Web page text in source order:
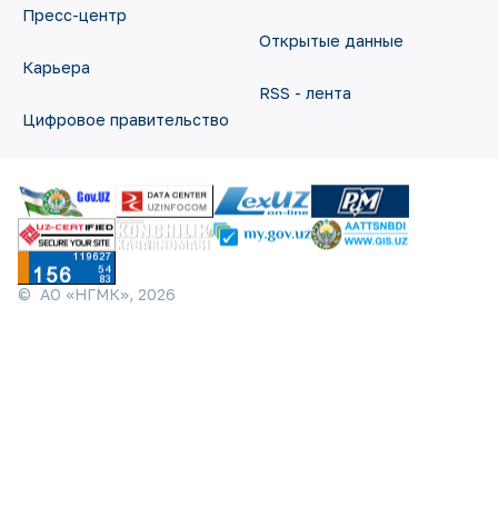
Пресс-центр
Карьера
Цифровое правительство
Открытые данные
RSS - лента
© АО «НГМК», 2026